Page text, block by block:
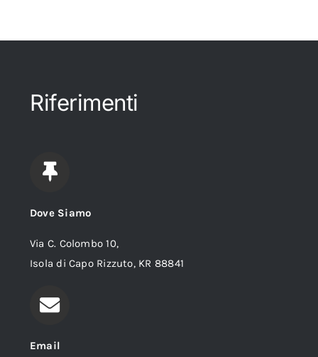
Riferimenti
Dove Siamo
Via C. Colombo 10,
Isola di Capo Rizzuto, KR 88841
Email